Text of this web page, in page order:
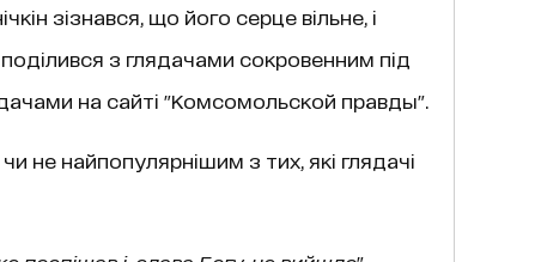
зізнався, що його серце вільне, і
з глядачами сокровенним під
на сайті "Комсомольской правды".
не найпопулярнішим з тих, які глядачі